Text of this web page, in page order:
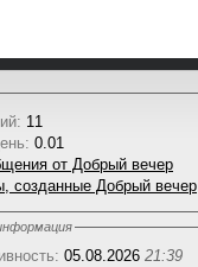
11
0.01
от Добрый вечер
созданные Добрый вечер
05.08.2026 21:39